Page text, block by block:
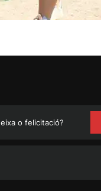
o felicitació?